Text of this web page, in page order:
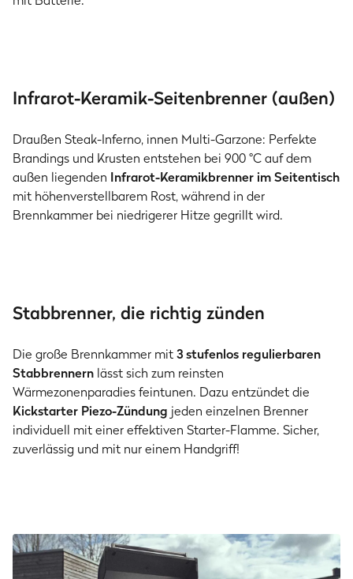
Infrarot-Keramik-Seitenbrenner (außen)
Draußen Steak-Inferno, innen Multi-Garzone: Perfekte
Brandings und Krusten entstehen bei 900 °C auf dem
außen liegenden Infrarot-Keramikbrenner im Seitentisch
mit höhenverstellbarem Rost, während in der
Brennkammer bei niedrigerer Hitze gegrillt wird.
Stabbrenner, die richtig zünden
Die große Brennkammer mit3 stufenlos regulierbaren
Stabbrennern lässt sich zum reinsten
Wärmezonenparadies feintunen. Dazu entzündet die
Kickstarter Piezo-Zündung jeden einzelnen Brenner
individuell mit einer effektiven Starter-Flamme. Sicher,
zuverlässig und mit nur einem Handgriff!